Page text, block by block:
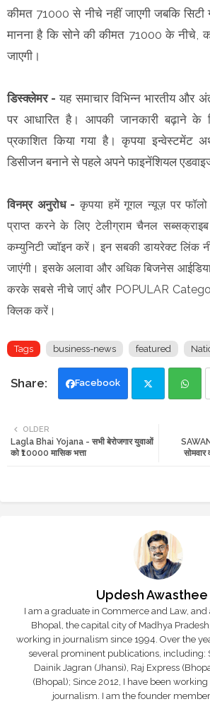
कीमत 71000 से नीचे नहीं जाएगी जबकि सिटी
मानना है कि सोने की कीमत 71000 के
जाएगी।
डिस्क्लेमर -यह समाचार विभिन्न भारतीय और
पर आधारित है। आपकी जानकारी बढ़ाने के
प्रकाशित किया गया है। कृपया इन्वेस्टमेंट
डिसीजन बनाने से पहले अपने फाइनेंशियल
विनम्र अनुरोध - कृपया हमें गूगल न्यूज़ पर
प्राप्त करने के लिए टेलीग्राम चैनल
कम्युनिटी ज्वॉइन करें। इन सबकी डायरेक्ट लिंक
जाएंगी। इसके अलावा और अधिक बिजनेस
करके सबसे नीचे जाएं और POPULAR
क्लिक करें।
Tags business-news featured
Facebook
tte ats
सोमवार
OLDER
Lagla Bhai Yojana - सभी बेरोजगार युवाओं
को ₹10000 मासिक भत्ता
Updesh Awasthee
I am a graduate in Commerce and Law,
Bhopal, the capital city of Madhya
working in journalism since 1994. Over the
several prominent publications, including:
Dainik Jagran (Jhansi), Raj Express
(Bhopal); Since 2012, I have been
journalism. I am the founder